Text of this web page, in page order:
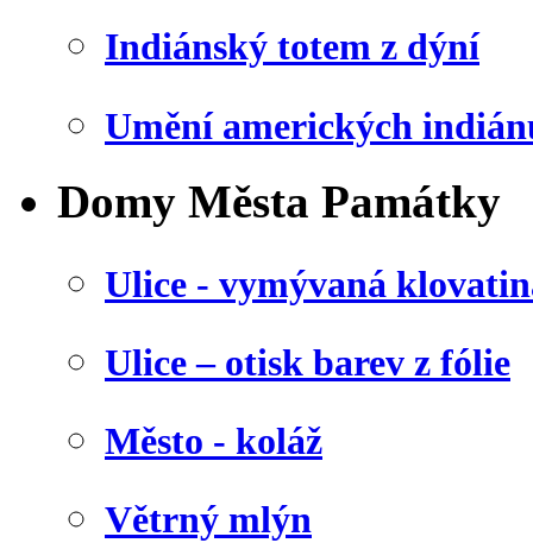
Indiánský totem z dýní
Umění amerických
Domy Města Památky
Ulice - vymývaná
Ulice – otisk barev z fólie
Město - koláž
Větrný mlýn